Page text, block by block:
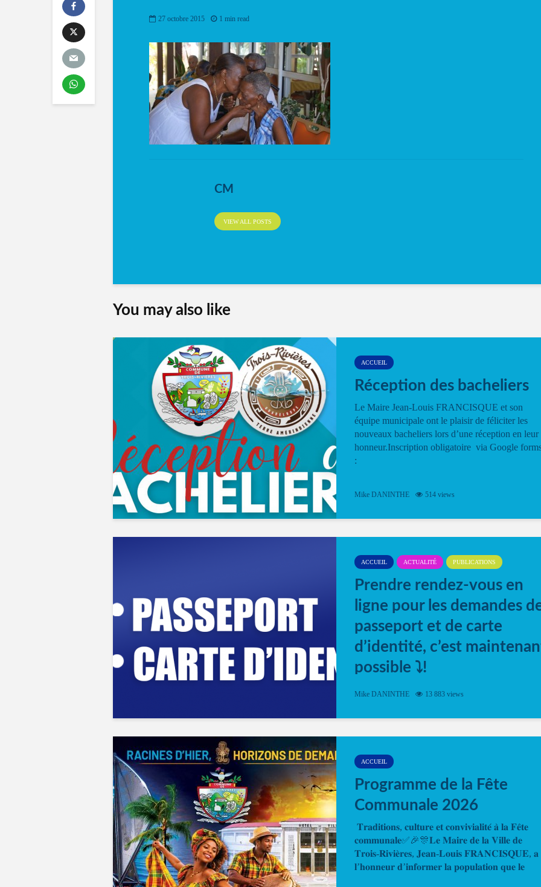
27 octobre 2015 1 min read
CM
VIEW ALL POSTS
You may also like
ACCUEIL
Réception des bacheliers
Le Maire Jean-Louis FRANCISQUE et son
équipe municipale ont le plaisir de féliciter les
nouveaux bacheliers lors d’une réception en leur
honneur.Inscription obligatoire via Google
:
Mike DANINTHE 514 views
ACCUEIL ACTUALITÉ PUBLICATIONS
Prendre rendez-vous en
ligne pour les demandes
passeport et de carte
d’identité, c’est
possible ⤵️!
Désormais, il est possible de prendre rendez-
Mike DANINTHE 13 883 views
ACCUEIL
Programme de la Fête
Communale 2026
𝐓𝐫𝐚𝐝𝐢𝐭𝐢𝐨𝐧𝐬, 𝐜𝐮𝐥𝐭𝐮𝐫𝐞 𝐞𝐭 𝐜𝐨𝐧𝐯𝐢𝐯𝐢𝐚𝐥𝐢𝐭𝐞́ 𝐚̀ 𝐥𝐚 𝐅𝐞̂𝐭𝐞
𝐜𝐨𝐦𝐦𝐮𝐧𝐚𝐥𝐞✅🎉🎊𝐋𝐞 𝐌𝐚𝐢𝐫𝐞 𝐝𝐞 𝐥𝐚 𝐕𝐢𝐥𝐥𝐞 𝐝𝐞
𝐓𝐫𝐨𝐢𝐬-𝐑𝐢𝐯𝐢𝐞̀𝐫𝐞𝐬, 𝐉𝐞𝐚𝐧-𝐋𝐨𝐮𝐢𝐬 𝐅𝐑𝐀𝐍𝐂𝐈𝐒𝐐𝐔𝐄, 𝐚
𝐥’𝐡𝐨𝐧𝐧𝐞𝐮𝐫 𝐝’𝐢𝐧𝐟𝐨𝐫𝐦𝐞𝐫 𝐥𝐚 𝐩𝐨𝐩𝐮𝐥𝐚𝐭𝐢𝐨𝐧 𝐪𝐮𝐞 𝐥𝐞